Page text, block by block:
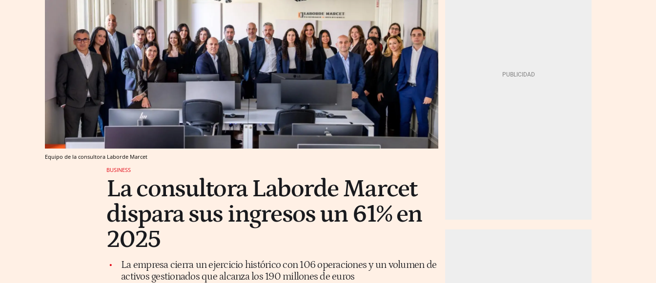
Equipo de la consultora Laborde Marcet
BUSINESS
La consultora Laborde Marcet
dispara sus ingresos un 61% en
2025
La empresa cierra un ejercicio histórico con 106 operaciones y un volumen de
activos gestionados que alcanza los 190 millones de euros